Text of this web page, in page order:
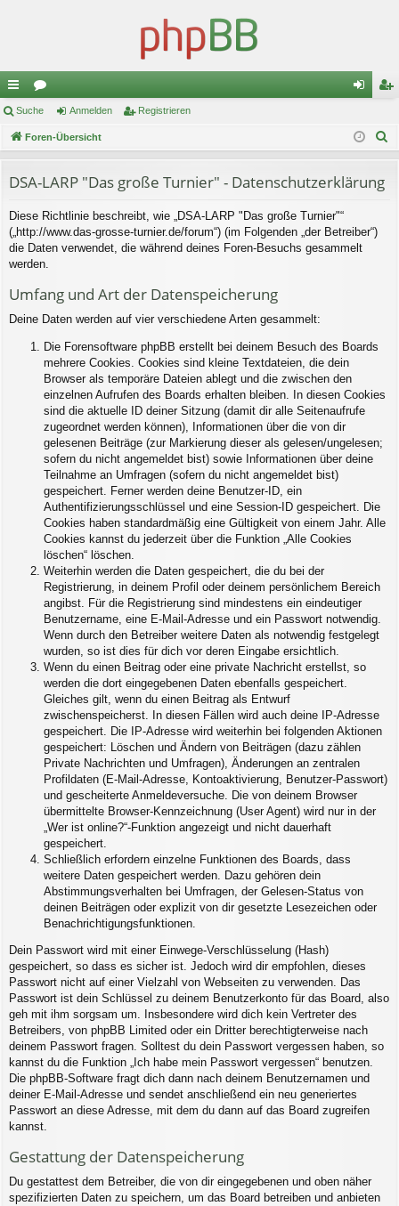
ch
ne
ug
riff
or
en m
de
ist
re
Suche Anmelden Registrieren
Foren-Übersicht
DSA-LARP "Das große Turnier" - Datenschutzerklärung
Diese Richtlinie beschreibt, wie „DSA-LARP "Das große Turnier"“
(„http://www.das-grosse-turnier.de/forum“) (im Folgenden „der Betreiber“)
die Daten verwendet, die während deines Foren-Besuchs gesammelt
werden.
Umfang und Art der Datenspeicherung
Deine Daten werden auf vier verschiedene Arten gesammelt:
Die Forensoftware phpBB erstellt bei deinem Besuch des Boards
mehrere Cookies. Cookies sind kleine Textdateien, die dein
Browser als temporäre Dateien ablegt und die zwischen den
einzelnen Aufrufen des Boards erhalten bleiben. In diesen Cookies
sind die aktuelle ID deiner Sitzung (damit dir alle Seitenaufrufe
zugeordnet werden können), Informationen über die von dir
gelesenen Beiträge (zur Markierung dieser als gelesen/ungelesen;
sofern du nicht angemeldet bist) sowie Informationen über deine
Teilnahme an Umfragen (sofern du nicht angemeldet bist)
gespeichert. Ferner werden deine Benutzer-ID, ein
Authentifizierungsschlüssel und eine Session-ID gespeichert. Die
Cookies haben standardmäßig eine Gültigkeit von einem Jahr. Alle
Cookies kannst du jederzeit über die Funktion „Alle Cookies
löschen“ löschen.
Weiterhin werden die Daten gespeichert, die du bei der
Registrierung, in deinem Profil oder deinem persönlichem Bereich
angibst. Für die Registrierung sind mindestens ein eindeutiger
Benutzername, eine E-Mail-Adresse und ein Passwort notwendig.
Wenn durch den Betreiber weitere Daten als notwendig festgelegt
wurden, so ist dies für dich vor deren Eingabe ersichtlich.
Wenn du einen Beitrag oder eine private Nachricht erstellst, so
werden die dort eingegebenen Daten ebenfalls gespeichert.
Gleiches gilt, wenn du einen Beitrag als Entwurf
zwischenspeicherst. In diesen Fällen wird auch deine IP-Adresse
gespeichert. Die IP-Adresse wird weiterhin bei folgenden Aktionen
gespeichert: Löschen und Ändern von Beiträgen (dazu zählen
Private Nachrichten und Umfragen), Änderungen an zentralen
Profildaten (E-Mail-Adresse, Kontoaktivierung, Benutzer-Passwort)
und gescheiterte Anmeldeversuche. Die von deinem Browser
übermittelte Browser-Kennzeichnung (User Agent) wird nur in der
„Wer ist online?“-Funktion angezeigt und nicht dauerhaft
gespeichert.
Schließlich erfordern einzelne Funktionen des Boards, dass
weitere Daten gespeichert werden. Dazu gehören dein
Abstimmungsverhalten bei Umfragen, der Gelesen-Status von
deinen Beiträgen oder explizit von dir gesetzte Lesezeichen oder
Benachrichtigungsfunktionen.
Dein Passwort wird mit einer Einwege-Verschlüsselung (Hash)
gespeichert, so dass es sicher ist. Jedoch wird dir empfohlen, dieses
Passwort nicht auf einer Vielzahl von Webseiten zu verwenden. Das
Passwort ist dein Schlüssel zu deinem Benutzerkonto für das Board, also
geh mit ihm sorgsam um. Insbesondere wird dich kein Vertreter des
Betreibers, von phpBB Limited oder ein Dritter berechtigterweise nach
deinem Passwort fragen. Solltest du dein Passwort vergessen haben, so
kannst du die Funktion „Ich habe mein Passwort vergessen“ benutzen.
Die phpBB-Software fragt dich dann nach deinem Benutzernamen und
deiner E-Mail-Adresse und sendet anschließend ein neu generiertes
Passwort an diese Adresse, mit dem du dann auf das Board zugreifen
kannst.
Gestattung der Datenspeicherung
Du gestattest dem Betreiber, die von dir eingegebenen und oben näher
spezifizierten Daten zu speichern, um das Board betreiben und anbieten